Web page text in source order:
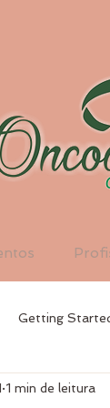
Getting
1 min de leitura